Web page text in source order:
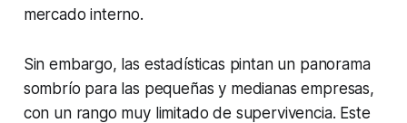
mercado interno.
Sin embargo, las estadísticas pintan un panorama
sombrío para las pequeñas y medianas empresas,
con un rango muy limitado de supervivencia. Este